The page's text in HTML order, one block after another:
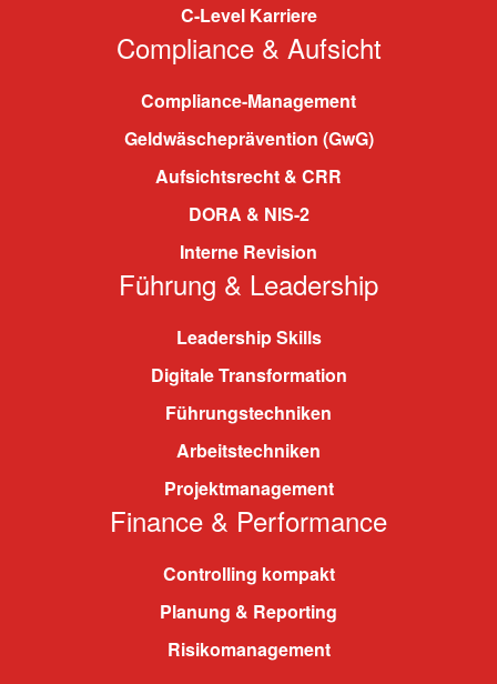
C-Level Karriere
Compliance & Aufsicht
Compliance-Management
Geldwäscheprävention (GwG)
Aufsichtsrecht & CRR
DORA & NIS-2
Interne Revision
Führung & Leadership
Leadership Skills
Digitale Transformation
Führungstechniken
Arbeitstechniken
Projektmanagement
Finance & Performance
Controlling kompakt
Planung & Reporting
Risikomanagement